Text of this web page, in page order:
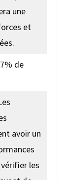
une
et
de
avoir un
les